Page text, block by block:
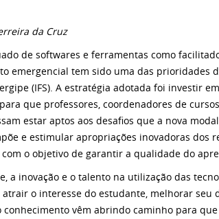
da Cruz
de softwares e ferramentas como
emergencial tem sido uma das prioridades
(IFS). A estratégia adotada foi investir em
que professores, coordenadores de
estar aptos aos desafios que a nova
e estimular apropriações inovadoras dos
o objetivo de garantir a qualidade do
a inovação e o talento na utilização das
o interesse do estudante, melhorar seu
vêm abrindo caminho para que